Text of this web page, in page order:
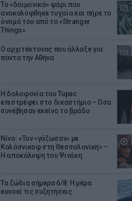
Το «δαιμονικό» ψάρι που
ανακαλύφθηκε τυχαία και πήρε το
όνομά του από το «Stranger
Things»
Ο αρχιτέκτονας που άλλαξε για
πάντα την Αθήνα
Η δολοφονία του Tupac
επιστρέφει στο δικαστήριο – Όσα
συνέβησαν εκείνο το βράδυ
Νίνο: «Τον «γάζωσαν» με
Καλάσνικοφ στη Θεσσαλονίκη» –
Η αποκάλυψη του Ψινάκη
Τα ζώδια σήμερα 6/8: Η μέρα
ευνοεί τις συζητήσεις